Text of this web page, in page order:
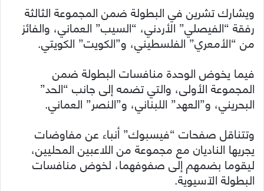
ويشارك تشرين في البطولة ضمن المجموعة الثالثة
رفقة “الفيصلي” الأردني، “السيب” العماني، والفائز
من “الأمعري” الفلسطيني، و”الكويت” الكويتي.
فيما يخوض الوحدة منافسات البطولة ضمن
المجموعة الأولى، والتي تضمه إلى جانب “الحد”
البحريني، و”العهد” اللبناني، و”النصر” العماني.
وتتناقل صفحات “فيسبوك” أنباء عن مفاوضات
يجريها الناديان مع مجموعة من اللاعبين المحليين،
ليقوما بضمهم إلى صفوفهما، لخوض منافسات
البطولة الآسيوية.